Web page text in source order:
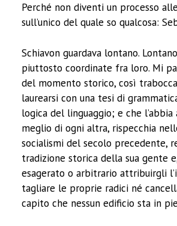
Perché non diventi un processo
sull’unico del quale so qualcosa:
Schiavon guardava lontano.
piuttosto coordinate fra loro. Mi
del momento storico, così
laurearsi con una tesi di
logica del linguaggio; e che
meglio di ogni altra, rispecchia
socialismi del secolo precedente,
tradizione storica della sua gente
esagerato o arbitrario attribuirgli
tagliare le proprie radici né
capito che nessun edificio sta in